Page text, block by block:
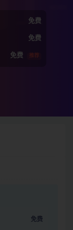
免费
免费
免费 推荐
免费